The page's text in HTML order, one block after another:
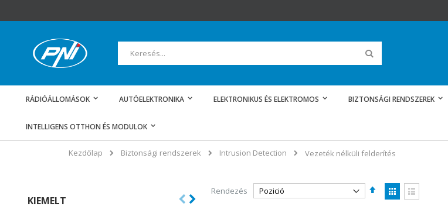
a
RÁDIÓÁLLOMÁSOK AUTÓELEKTRONIKA ELEKTRONIKUS ÉS ELEKTROMOS BIZTONSÁGI RENDSZEREK
INTELLIGENS OTTHON ÉS MODULOK
Kezdőlap Biztonsági rendszerek Intrusion Detection Vezeték nélküli felderítés
Rendezés
Csökkenő
sorrendbe
Megtekintés
KIEMELT